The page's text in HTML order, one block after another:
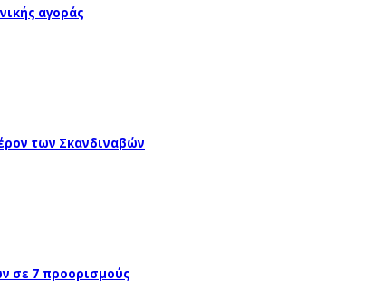
αγοράς
των Σκανδιναβών
σε 7 προορισμούς